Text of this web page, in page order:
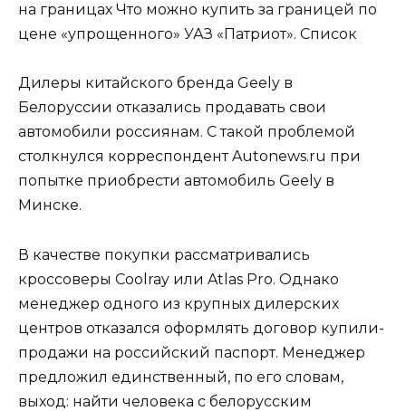
на границах Что можно купить за границей по
цене «упрощенного» УАЗ «Патриот». Список
Дилеры китайского бренда Geely в
Белоруссии отказались продавать свои
автомобили россиянам. С такой проблемой
столкнулся корреспондент Autonews.ru при
попытке приобрести автомобиль Geely в
Минске.
В качестве покупки рассматривались
кроссоверы Coolray или Atlas Pro. Однако
менеджер одного из крупных дилерских
центров отказался оформлять договор купили-
продажи на российский паспорт. Менеджер
предложил единственный, по его словам,
выход: найти человека с белорусским